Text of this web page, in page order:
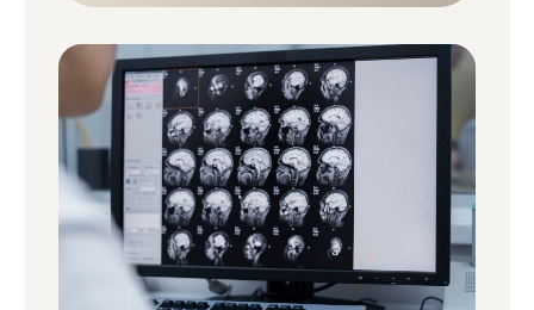
Услуги
Отзывы
Диагностика кожи
Прайс-лист
Адреса
Контакты
+7 (905) 819 05 02
23-05-02